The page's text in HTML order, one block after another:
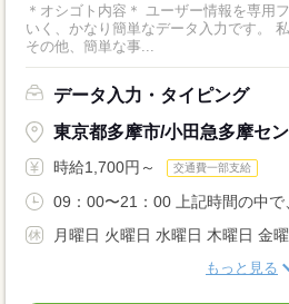
＊オシゴト内容＊ ユーザー情報を専用フォームに そのまま入力して
いく、かなり簡単なデータ入力です。
その他、簡単な事...
データ入力・タイピング
東京都多摩市/小田急多摩セ
時給1,700円～ 交通費一部支給
09：00〜21：00 上記時間の中で
月曜日 火曜日 水曜日 木曜日 金
もっと見る